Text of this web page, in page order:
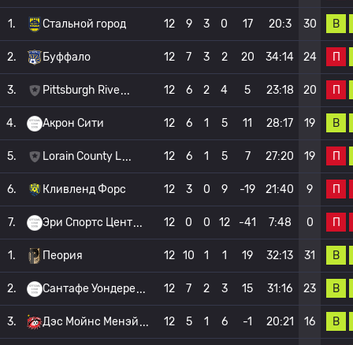
1. Стальной город 12 9 3 0 17 20:3 30 В
2. Буффало 12 7 3 2 20 34:14 24 П
3. Pittsburgh Rive 12 6 2 4 5 23:18 20 П
4. Акрон Сити 12 6 1 5 11 28:17 19 В
5. Lorain County L 12 6 1 5 7 27:20 19 П
6. Кливленд Форс 12 3 0 9 -19 21:40 9 П
7. Эри Спортс Цент 12 0 0 12 -41 7:48 0 П
1. Пеория 12 10 1 1 19 32:13 31 В
2. Сантафе Уондере 12 7 2 3 15 31:16 23 В
3. Дэс Мойнс Менэй 12 5 1 6 -1 20:21 16 В